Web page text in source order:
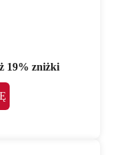
19% zniżki